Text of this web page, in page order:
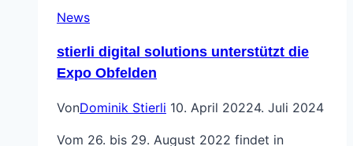
News
stierli digital solutions unterstützt die
Expo Obfelden
VonDominik Stierli 10. April 20224. Juli 2024
Vom 26. bis 29. August 2022 findet in